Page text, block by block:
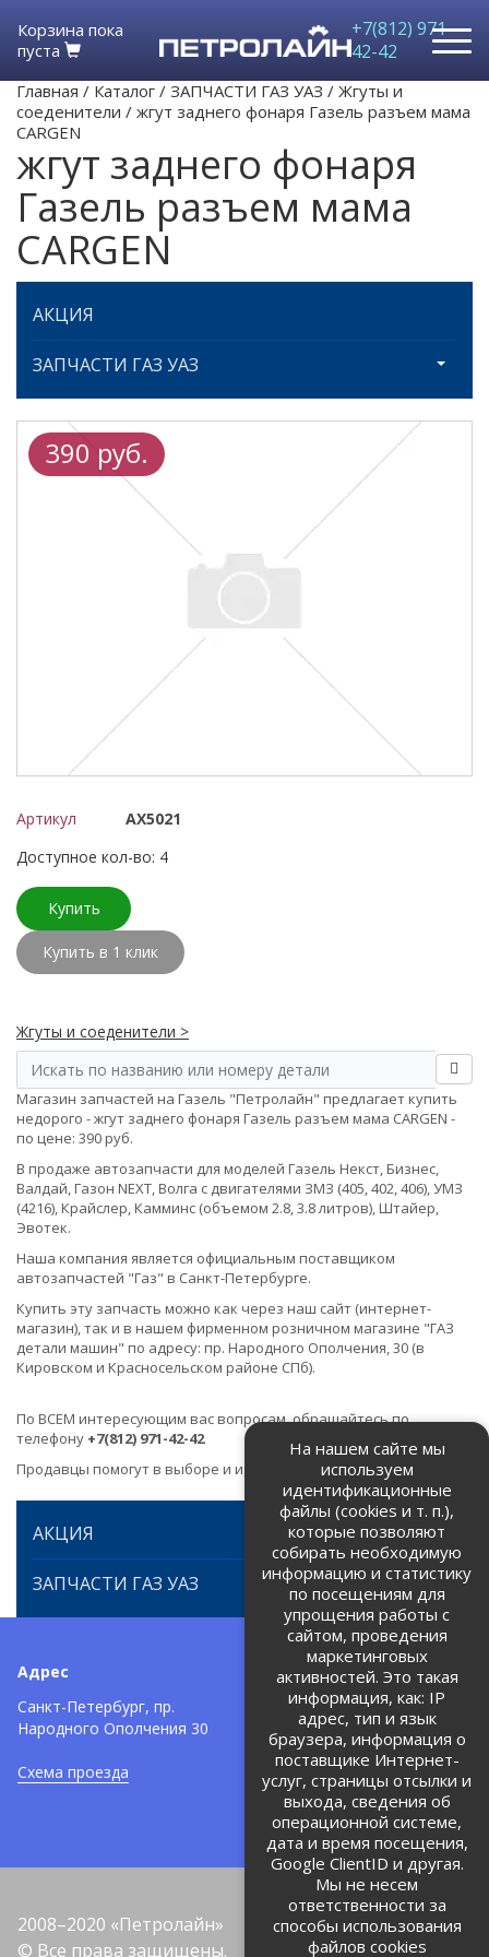
Корзина пока
пуста
+7(812) 971-
42-42
Главная / Каталог / ЗАПЧАСТИ ГАЗ УАЗ / Жгуты и
соеденители / жгут заднего фонаря Газель разъем мама
CARGEN
жгут заднего фонаря
Газель разъем мама
CARGEN
АКЦИЯ
ЗАПЧАСТИ ГАЗ УАЗ
390 руб.
Артикул
AX5021
Доступное кол-во: 4
Купить
Купить в 1 клик
Жгуты и соеденители >
Магазин запчастей на Газель "Петролайн" предлагает купить
недорого - жгут заднего фонаря Газель разъем мама CARGEN -
по цене: 390 руб.
В продаже автозапчасти для моделей Газель Некст, Бизнес,
Валдай, Газон NEXT, Волга с двигателями ЗМЗ (405, 402, 406), УМЗ
(4216), Крайслер, Камминс (объемом 2.8, 3.8 литров), Штайер,
Эвотек.
Наша компания является официальным поставщиком
автозапчастей "Газ" в Санкт-Петербурге.
Купить эту запчасть можно как через наш сайт (интернет-
магазин), так и в нашем фирменном розничном магазине "ГАЗ
детали машин" по адресу: пр. Народного Ополчения, 30 (в
Кировском и Красносельском районе СПб).
По ВСЕМ интересующим вас вопросам, обращайтесь по
телефону +7(812) 971-42-42
Продавцы помогут в выборе и идентификации товара.
АКЦИЯ
ЗАПЧАСТИ ГАЗ УАЗ
Адрес
Санкт-Петербург, пр.
Народного Ополчения 30
Схема проезда
Телефоны:
+7 (812) 971-42-42
Политика об обработке и
защите персональных данных
Соглашение на обработку
персональных данных
2008–2020 «Петролайн»
© Все права защищены.
На нашем сайте мы
используем
идентификационные
файлы (cookies и т. п.),
которые позволяют
собирать необходимую
информацию и статистику
по посещениям для
упрощения работы с
сайтом, проведения
маркетинговых
активностей. Это такая
информация, как: IP
адрес, тип и язык
браузера, информация о
поставщике Интернет-
услуг, страницы отсылки и
выхода, сведения об
операционной системе,
дата и время посещения,
Google ClientID и другая.
Мы не несем
ответственности за
способы использования
файлов cookies